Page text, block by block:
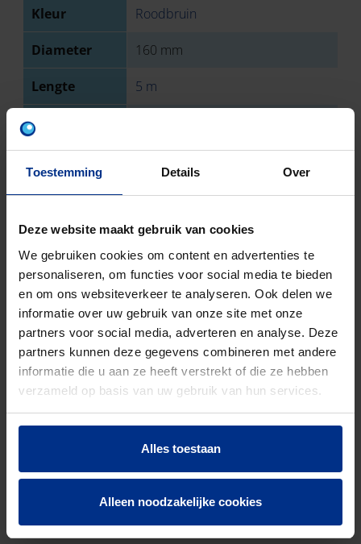
Toestemming Details Over
Deze website maakt gebruik van cookies
We gebruiken cookies om content en advertenties te
personaliseren, om functies voor social media te bieden
en om ons websiteverkeer te analyseren. Ook delen we
informatie over uw gebruik van onze site met onze
partners voor social media, adverteren en analyse. Deze
partners kunnen deze gegevens combineren met andere
informatie die u aan ze heeft verstrekt of die ze hebben
verzameld op basis van uw gebruik van hun services.
Alles toestaan
Alleen noodzakelijke cookies
Kleur Roodbruin
Diameter 160 mm
Lengte 5 m
Wanddikte
aansluiting 1
aansluiting 2
Sterkteklasse SN 4
EN-norm NBN EN 1401
Keurmerk BENOR
Aantal stuks 39
Bruto
15070
Discount
O01